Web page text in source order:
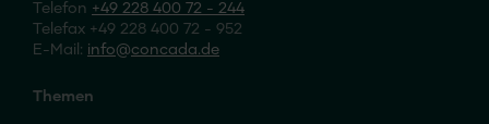
Telefon +49 228 400 72 - 244
Telefax +49 228 400 72 - 952
E-Mail: info concada.de
Themen